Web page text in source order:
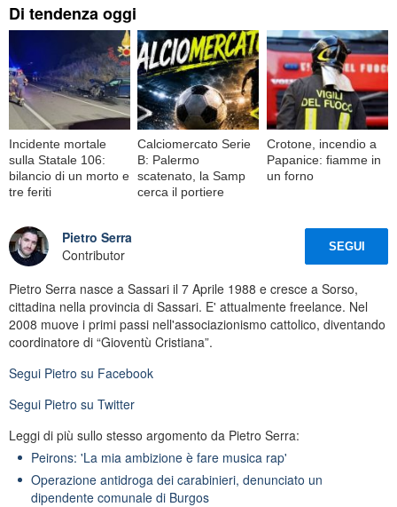
Di tendenza oggi
Incidente mortale
sulla Statale 106:
bilancio di un morto e
tre feriti
Calciomercato Serie
B: Palermo
scatenato, la Samp
cerca il portiere
Crotone, incendio a
Papanice: fiamme in
un forno
Pietro Serra
Contributor
SEGUI
Pietro Serra nasce a Sassari il 7 Aprile 1988 e cresce a Sorso,
cittadina nella provincia di Sassari. E' attualmente freelance. Nel
2008 muove i primi passi nell'associazionismo cattolico, diventando
coordinatore di “Gioventù Cristiana”.
Segui Pietro su Facebook
Segui Pietro su Twitter
Leggi di più sullo stesso argomento da Pietro Serra:
Peirons: 'La mia ambizione è fare musica rap'
Operazione antidroga dei carabinieri, denunciato un
dipendente comunale di Burgos